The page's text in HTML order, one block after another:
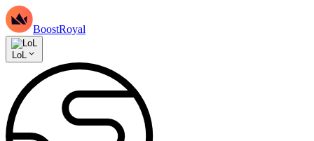
BoostRoyal
LoL